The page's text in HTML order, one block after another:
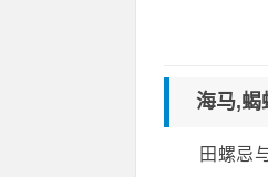
海马,蝎
田螺忌